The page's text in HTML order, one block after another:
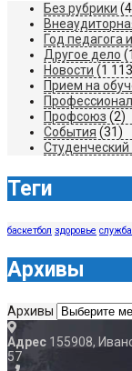
Без рубрики
Год педагога
Другое дело
Новости (1
Прием на
Профсоюз (2)
События (31)
Теги
баскетбол здоровье
Архивы
Архивы
Адрес 155908,
57